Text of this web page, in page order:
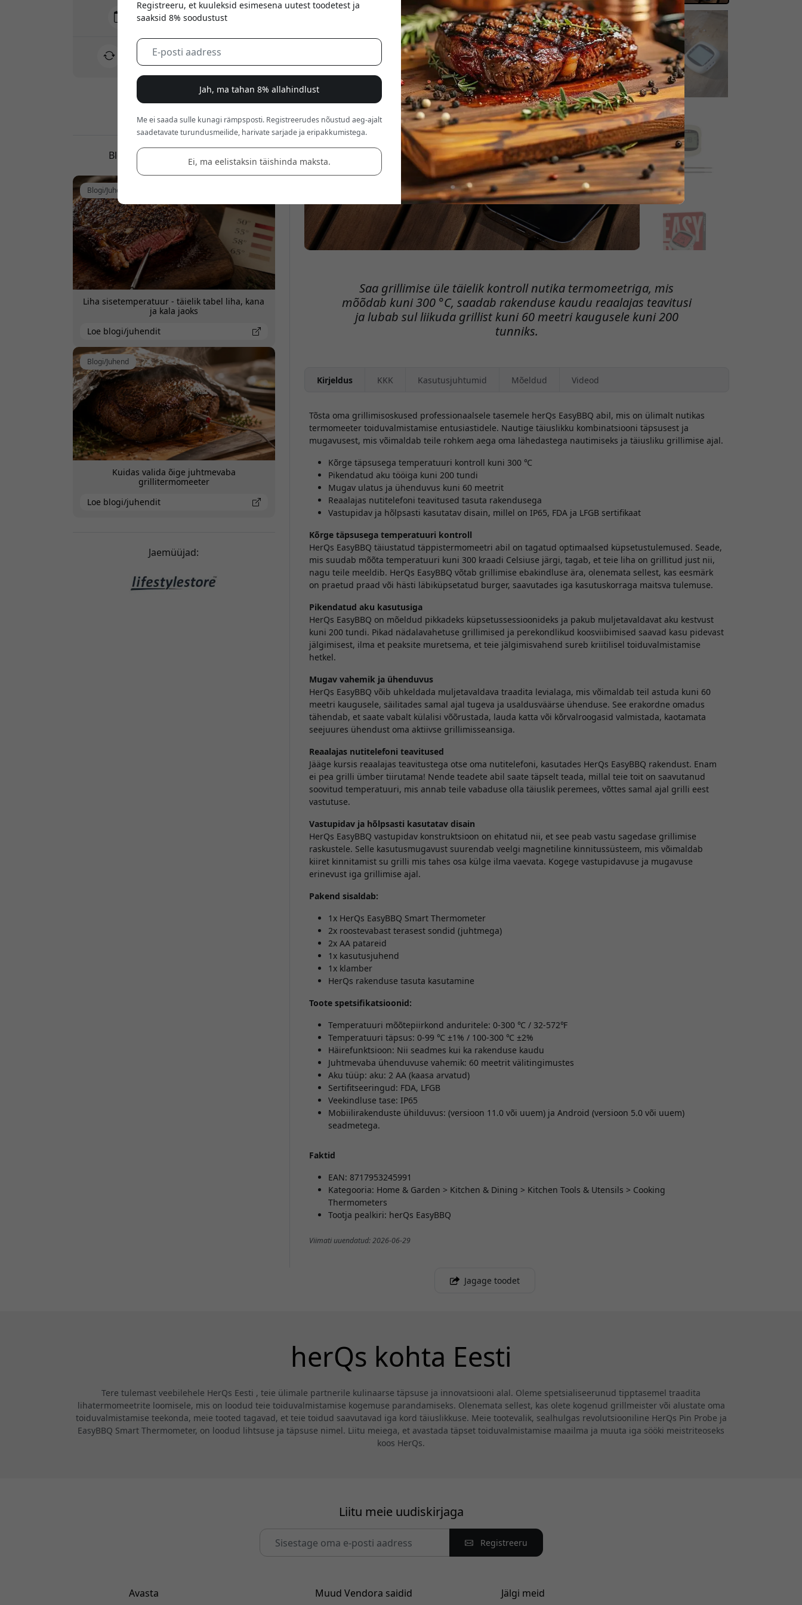
Saa grillimise üle täielik kontroll nutika termomeetriga, mis
mõõdab kuni 300 °C, saadab rakenduse kaudu reaalajas teavitusi
ja lubab sul liikuda grillist kuni 60 meetri kaugusele kuni 200
tunniks.
Kirjeldus KKK Kasutusjuhtumid Mõeldud Videod
Tõsta oma grillimisoskused professionaalsele tasemele herQs EasyBBQ abil, mis on ülimalt nutikas
termomeeter toiduvalmistamise entusiastidele. Nautige täiuslikku kombinatsiooni täpsusest ja
mugavusest, mis võimaldab teile rohkem aega oma lähedastega nautimiseks ja täiusliku grillimise ajal.
Kõrge täpsusega temperatuuri kontroll kuni 300 ℃
Pikendatud aku tööiga kuni 200 tundi
Mugav ulatus ja ühenduvus kuni 60 meetrit
Reaalajas nutitelefoni teavitused tasuta rakendusega
Vastupidav ja hõlpsasti kasutatav disain, millel on IP65, FDA ja LFGB sertifikaat
Kõrge täpsusega temperatuuri kontroll
HerQs EasyBBQ täiustatud täppistermomeetri abil on tagatud optimaalsed küpsetustulemused. Seade,
mis suudab mõõta temperatuuri kuni 300 kraadi Celsiuse järgi, tagab, et teie liha on grillitud just nii,
nagu teile meeldib. HerQs EasyBBQ võtab grillimise ebakindluse ära, olenemata sellest, kas eesmärk
on praetud praad või hästi läbiküpsetatud burger, saavutades iga kasutuskorraga maitsva tulemuse.
Pikendatud aku kasutusiga
HerQs EasyBBQ on mõeldud pikkadeks küpsetussessioonideks ja pakub muljetavaldavat aku kestvust
kuni 200 tundi. Pikad nädalavahetuse grillimised ja perekondlikud koosviibimised saavad kasu pidevast
jälgimisest, ilma et peaksite muretsema, et teie jälgimisvahend sureb kriitilisel toiduvalmistamise
hetkel.
Mugav vahemik ja ühenduvus
HerQs EasyBBQ võib uhkeldada muljetavaldava traadita levialaga, mis võimaldab teil astuda kuni 60
meetri kaugusele, säilitades samal ajal tugeva ja usaldusväärse ühenduse. See erakordne omadus
tähendab, et saate vabalt külalisi võõrustada, lauda katta või kõrvalroogasid valmistada, kaotamata
seejuures ühendust oma aktiivse grillimisseansiga.
Reaalajas nutitelefoni teavitused
Jääge kursis reaalajas teavitustega otse oma nutitelefoni, kasutades HerQs EasyBBQ rakendust. Enam
ei pea grilli ümber tiirutama! Nende teadete abil saate täpselt teada, millal teie toit on saavutanud
soovitud temperatuuri, mis annab teile vabaduse olla täiuslik peremees, võttes samal ajal grilli eest
vastutuse.
Vastupidav ja hõlpsasti kasutatav disain
HerQs EasyBBQ vastupidav konstruktsioon on ehitatud nii, et see peab vastu sagedase grillimise
raskustele. Selle kasutusmugavust suurendab veelgi magnetiline kinnitussüsteem, mis võimaldab
kiiret kinnitamist su grilli mis tahes osa külge ilma vaevata. Kogege vastupidavuse ja mugavuse
erinevust iga grillimise ajal.
Pakend sisaldab:
1x HerQs EasyBBQ Smart Thermometer
2x roostevabast terasest sondid (juhtmega)
2x AA patareid
1x kasutusjuhend
1x klamber
HerQs rakenduse tasuta kasutamine
Toote spetsifikatsioonid:
Temperatuuri mõõtepiirkond anduritele: 0-300 ℃ / 32-572℉
Temperatuuri täpsus: 0-99 ℃ ±1% / 100-300 ℃ ±2%
Häirefunktsioon: Nii seadmes kui ka rakenduse kaudu
Juhtmevaba ühenduvuse vahemik: 60 meetrit välitingimustes
Aku tüüp: aku: 2 AA (kaasa arvatud)
Sertifitseeringud: FDA, LFGB
Veekindluse tase: IP65
Mobiilirakenduste ühilduvus: (versioon 11.0 või uuem) ja Android (versioon 5.0 või uuem)
seadmetega.
Faktid
EAN: 8717953245991
Kategooria: Home & Garden > Kitchen & Dining > Kitchen Tools & Utensils > Cooking
Thermometers
Tootja pealkiri: herQs EasyBBQ
Viimati uuendatud: 2026-06-29
Tarne 7-11 august
Kiire ja jälgitav tarne
30-päevane tagastusõigus
Turvalised maksed krüptimisega
Blogi, juhendid ja arvustused
Blogi/Juhend
Liha sisetemperatuur - täielik tabel liha, kana
ja kala jaoks
Loe blogi/juhendit
Blogi/Juhend
Kuidas valida õige juhtmevaba
grillitermomeeter
Loe blogi/juhendit
Jaemüüjad:
Jagage toodet
herQs kohta Eesti
Tere tulemast veebilehele HerQs Eesti , teie ülimale partnerile kulinaarse täpsuse ja innovatsiooni alal. Oleme spetsialiseerunud tipptasemel traadita
lihatermomeetrite loomisele, mis on loodud teie toiduvalmistamise kogemuse parandamiseks. Olenemata sellest, kas olete kogenud grillmeister või alustate oma
toiduvalmistamise teekonda, meie tooted tagavad, et teie toidud saavutavad iga kord täiuslikkuse. Meie tootevalik, sealhulgas revolutsiooniline HerQs Pin Probe ja
EasyBBQ Smart Thermometer, on loodud lihtsuse ja täpsuse nimel. Liitu meiega, et avastada täpset toiduvalmistamise maailma ja muuta iga sööki meistriteoseks
koos HerQs.
Liitu meie uudiskirjaga
Registreeru
Avasta Muud Vendora saidid Jälgi meid
Registreeru, et kuuleksid esimesena uutest toodetest ja
saaksid 8% soodustust
Jah, ma tahan 8% allahindlust
Me ei saada sulle kunagi rämpsposti. Registreerudes nõustud aeg-ajalt
saadetavate turundusmeilide, harivate sarjade ja eripakkumistega.
Ei, ma eelistaksin täishinda maksta.